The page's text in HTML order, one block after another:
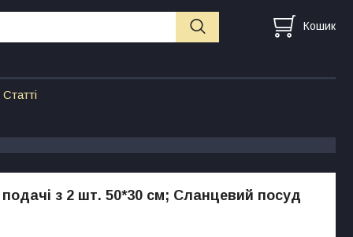
Кошик
Статті
з 2 шт. 50*30 см; Сланцевий посуд